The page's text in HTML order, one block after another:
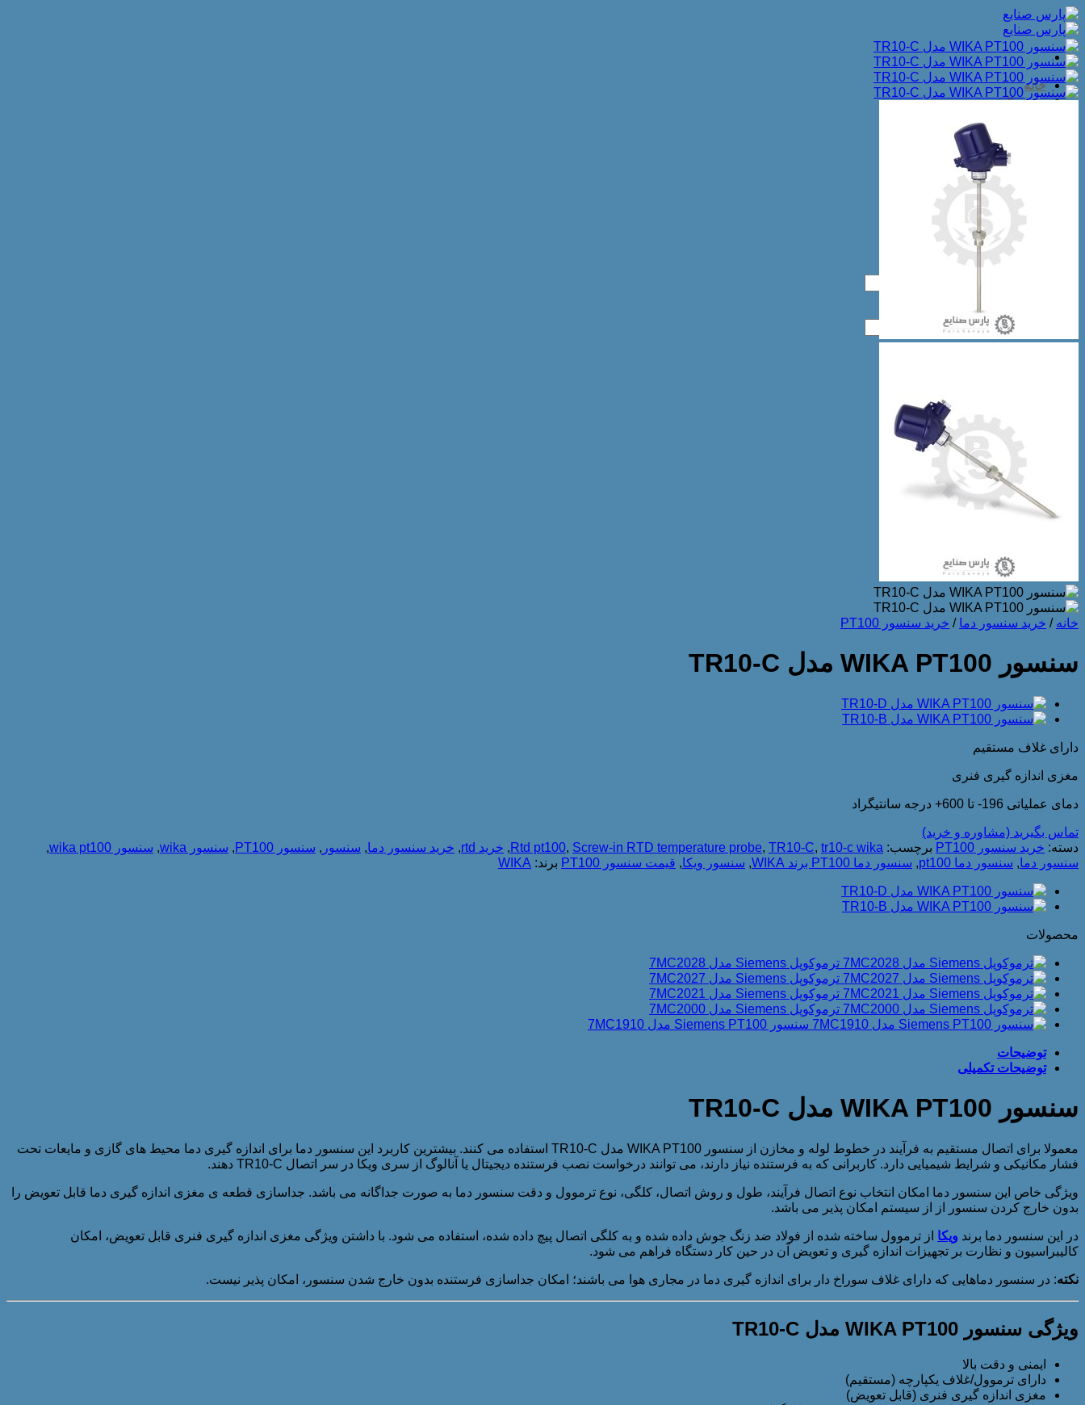
Skip
to
content
خانه
محصولات
ترموکوپل
سنسور دما
المنت
لول سوئیچ
ترموستات
جرقه زن
دسته‌بندی نشده
درباره ما
تماس با ما
جستجو
برای:
خانه / خرید سنسور دما / خرید سنسور PT100
سنسور WIKA PT100 مدل TR10-C
دارای غلاف مستقیم
مغزی اندازه گیری فنری
دمای عملیاتی 196- تا 600+ درجه سانتیگراد
تماس بگیرید (مشاوره و خرید)
دسته: خرید سنسور PT100 برچسب: Rtd pt100, Screw-in RTD temperature probe, TR10-C, tr10-c wika
, خرید rtd , خرید سنسور دما, سنسور , سنسور PT100 , سنسور wika , سنسور wika pt100
,
سنسور دما, سنسور دما pt100 , سنسور دما PT100 برند WIKA , سنسور ویکا, قیمت سنسور PT100 برند: WIKA
محصولات
ترموکوپل Siemens مدل 7MC2028
ترموکوپل Siemens مدل 7MC2027
ترموکوپل Siemens مدل 7MC2021
ترموکوپل Siemens مدل 7MC2000
سنسور Siemens PT100 مدل 7MC1910
توضیحات
توضیحات تکمیلی
سنسور WIKA PT100 مدل TR10-C
معمولا برای اتصال مستقیم به فرآیند در خطوط لوله و مخازن از سنسور WIKA PT100 مدل TR10-C استفاده می کنند. بیشترین کاربرد این سنسور دما برای اندازه گیری دما محیط های گازی و مایعات تحت
فشار مکانیکی و شرایط شیمیایی دارد. کاربرانی که به فرستنده نیاز دارند، می توانند درخواست نصب فرستنده دیجیتال یا آنالوگ از سری ویکا در سر اتصال TR10-C دهند.
ویژگی خاص این سنسور دما امکان انتخاب نوع اتصال فرآیند، طول و روش اتصال، کلگی، نوع ترموول و دقت سنسور دما به صورت جداگانه می باشد. جداسازی قطعه ی مغزی اندازه گیری دما قابل تعویض را
بدون خارج کردن سنسور از از سیستم امکان پذیر می باشد.
در این سنسور دما برند ویکا از ترموول ساخته شده از فولاد ضد زنگ جوش داده شده و به کلگی اتصال پیچ داده شده، استفاده می شود. با داشتن ویژگی مغزی اندازه گیری فنری قابل تعویض، امکان
کالیبراسیون و نظارت بر تجهیزات اندازه گیری و تعویض آن در حین کار دستگاه فراهم می شود.
نکته: در سنسور دماهایی که دارای غلاف سوراخ دار برای اندازه گیری دما در مجاری هوا می باشند؛ امکان جداسازی فرستنده بدون خارج شدن سنسور، امکان پذیر نیست.
ویژگی سنسور WIKA PT100 مدل TR10-C
ایمنی و دقت بالا
دارای ترموول/غلاف یکپارچه (مستقیم)
مغزی اندازه گیری فنری (قابل تعویض)